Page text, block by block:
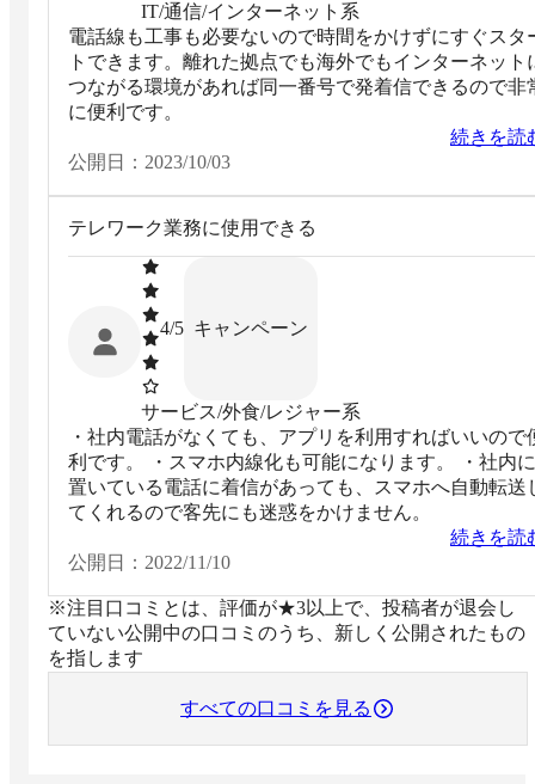
IT/通信/インターネット系
電話線も工事も必要ないので時間をかけずにすぐスタ
トできます。離れた拠点でも海外でもインターネット
つながる環境があれば同一番号で発着信できるので非
に便利です。
続きを読
公開日： 2023/10/03
テレワーク業務に使用できる
4/5 キャンペーン
サービス/外食/レジャー系
・社内電話がなくても、アプリを利用すればいいので
利です。 ・スマホ内線化も可能になります。 ・社内に
置いている電話に着信があっても、スマホへ自動転送
てくれるので客先にも迷惑をかけません。
続きを読
公開日： 2022/11/10
※注目口コミとは、評価が★3以上で、投稿者が退会し
ていない公開中の口コミのうち、新しく公開されたもの
を指します
すべての口コミを見る